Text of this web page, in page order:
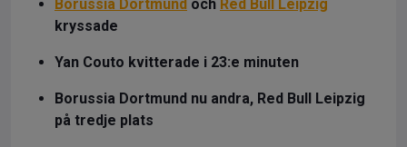
Borussia Dortmund och Red Bull Leipzig
kryssade
Yan Couto kvitterade i 23:e minuten
Borussia Dortmund nu andra, Red Bull Leipzig
på tredje plats